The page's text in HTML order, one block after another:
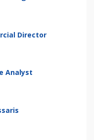
Director
Analyst